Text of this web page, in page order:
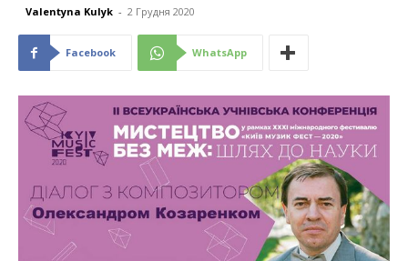
Valentyna Kulyk - 2 Грудня 2020
Facebook WhatsApp